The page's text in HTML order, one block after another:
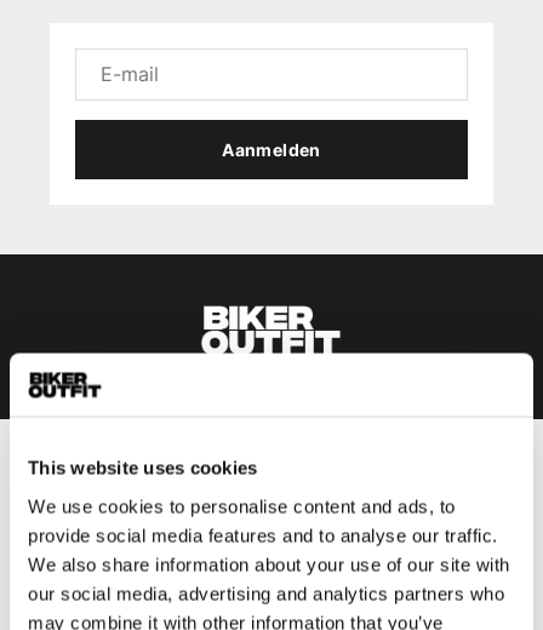
This website uses cookies
We use cookies to personalise content and ads, to
provide social media features and to analyse our traffic.
We also share information about your use of our site with
our social media, advertising and analytics partners who
may combine it with other information that you’ve
Aanmelden
Heren
Motorkleding heren
Motorjas heren
Motorpak heren